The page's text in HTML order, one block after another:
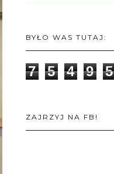
BYŁO WAS TUTAJ:
7 5 4 9 5
ZAJRZYJ NA FB!